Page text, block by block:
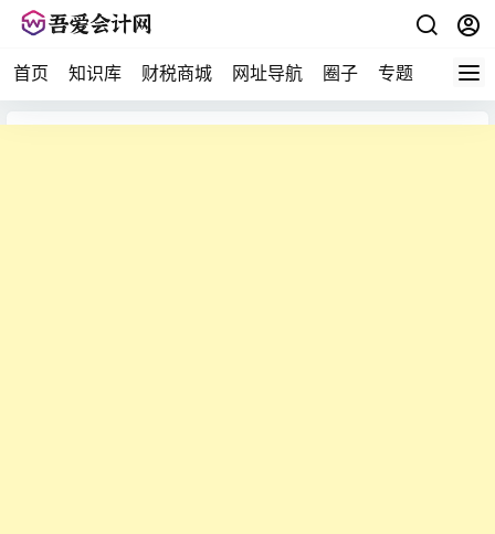
首页 知识库 财税商城 网址导航 圈子 专题 会计问